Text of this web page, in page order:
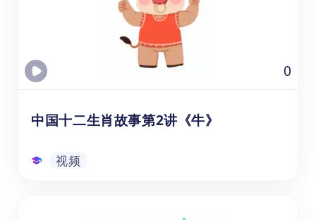
汇量和理解能力。这个视频资源介绍了老虎的
外形特征、生活习性和生存技能等方面的内
容。通过观看视频，学生学习十二生肖中老虎
的故事，老虎在中国文化的吉祥寓意。
0
中国十二生肖故事第2讲《牛》
视频